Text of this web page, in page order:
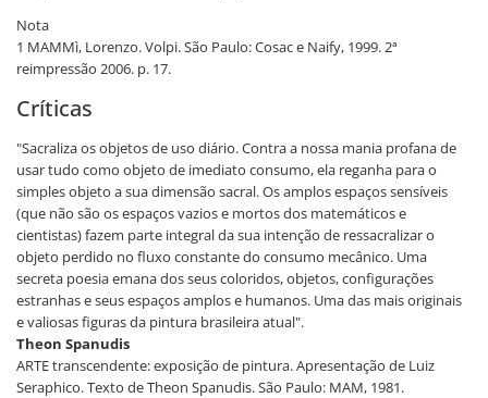
Nota
1 MAMMì, Lorenzo. Volpi. São Paulo: Cosac e Naify, 1999. 2ª
reimpressão 2006. p. 17.
Críticas
"Sacraliza os objetos de uso diário. Contra a nossa mania profana de
usar tudo como objeto de imediato consumo, ela reganha para o
simples objeto a sua dimensão sacral. Os amplos espaços sensíveis
(que não são os espaços vazios e mortos dos matemáticos e
cientistas) fazem parte integral da sua intenção de ressacralizar o
objeto perdido no fluxo constante do consumo mecânico. Uma
secreta poesia emana dos seus coloridos, objetos, configurações
estranhas e seus espaços amplos e humanos. Uma das mais originais
e valiosas figuras da pintura brasileira atual".
Theon Spanudis
ARTE transcendente: exposição de pintura. Apresentação de Luiz
Seraphico. Texto de Theon Spanudis. São Paulo: MAM, 1981.